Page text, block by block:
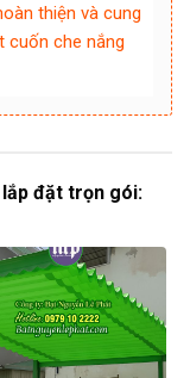
thiện và cung
cuốn che nắng
đặt trọn gói: